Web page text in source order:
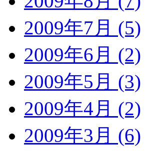
2009年7月 (5)
2009年6月 (2)
2009年5月 (3)
2009年4月 (2)
2009年3月 (6)